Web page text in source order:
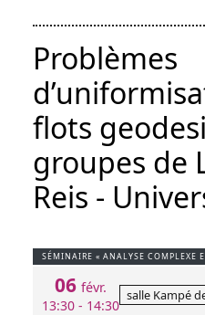
Problèmes
flots
groupes de
Reis -
SÉMINAIRE « ANALYSE COMPLEXE
06 févr.
13:30 - 14:30
salle Kampé